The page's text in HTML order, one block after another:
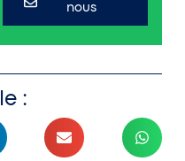
nous
: